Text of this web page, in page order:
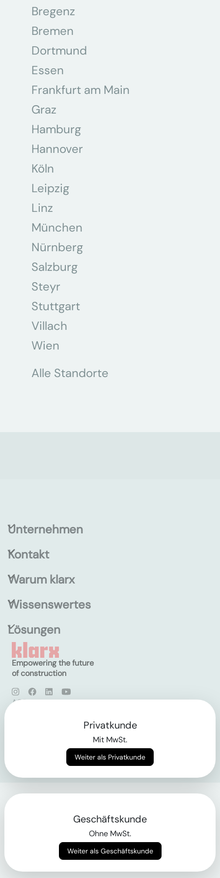
Bregenz
Bremen
Dortmund
Essen
Frankfurt am Main
Graz
Hamburg
Hannover
Köln
Leipzig
Linz
München
Nürnberg
Salzburg
Steyr
Stuttgart
Villach
Wien
Alle Standorte
Unternehmen
Kontakt
Warum klarx
Wissenswertes
Lösungen
Empowering the future
of construction
AGB
Privatkunde
Mit MwSt.
Weiter als Privatkunde
Geschäftskunde
Ohne MwSt.
Weiter als Geschäftskunde